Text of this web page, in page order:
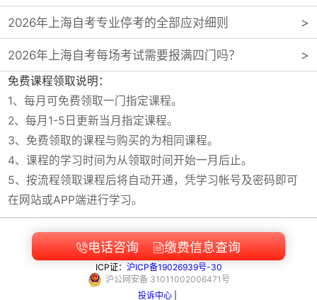
2026年上海自考专业停考的全部应对细则
2026年上海自考每场考试需要报满四门吗？
免费课程领取说明：
1、每月可免费领取一门指定课程。
2、每月1-5日更新当月指定课程。
3、免费领取的课程与购买的为相同课程。
4、课程的学习时间为从领取时间开始一月后止。
5、按流程领取课程后将自动开通，凭学习帐号及密码即可
在网站或APP端进行学习。
电话咨询 缴费信息查询
ICP证： 沪ICP备19026939号-30
沪公网安备 31011002006471 号
投诉中心